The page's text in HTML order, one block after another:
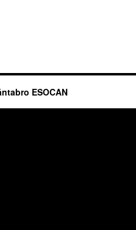
ESOCAN